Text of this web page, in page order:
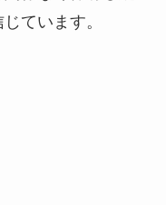
ています。